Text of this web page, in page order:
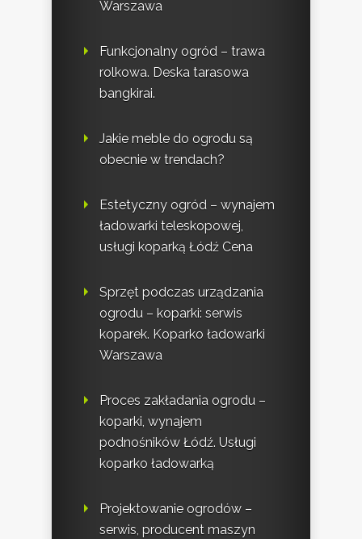
Warszawa
Funkcjonalny ogród – trawa
rolkowa. Deska tarasowa
bangkirai.
Jakie meble do ogrodu są
obecnie w trendach?
Estetyczny ogród – wynajem
ładowarki teleskopowej,
usługi koparką Łódź Cena
Sprzęt podczas urządzania
ogrodu – koparki: serwis
koparek. Koparko ładowarki
Warszawa
Proces zakładania ogrodu –
koparki, wynajem
podnośników Łódź. Usługi
koparko ładowarką
Projektowanie ogrodów –
serwis, producent maszyn